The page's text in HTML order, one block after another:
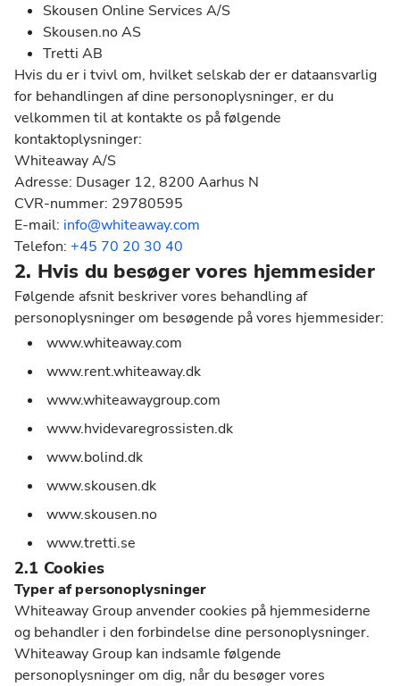
Skousen Online Services A/S
Skousen.no AS
Tretti AB
Hvis du er i tvivl om, hvilket selskab der er dataansvarlig
for behandlingen af dine personoplysninger, er du
velkommen til at kontakte os på følgende
kontaktoplysninger:
Whiteaway A/S
Adresse: Dusager 12, 8200 Aarhus N
CVR-nummer: 29780595
E-mail: info@whiteaway.com
Telefon: +45 70 20 30 40
2. Hvis du besøger vores hjemmesider
Følgende afsnit beskriver vores behandling af
personoplysninger om besøgende på vores hjemmesider:
www.whiteaway.com
www.rent.whiteaway.dk
www.whiteawaygroup.com
www.hvidevaregrossisten.dk
www.bolind.dk
www.skousen.dk
www.skousen.no
www.tretti.se
2.1 Cookies
Typer af personoplysninger
Whiteaway Group anvender cookies på hjemmesiderne
og behandler i den forbindelse dine personoplysninger.
Whiteaway Group kan indsamle følgende
personoplysninger om dig, når du besøger vores